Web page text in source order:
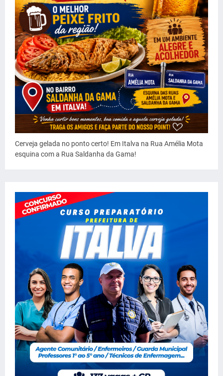
Cerveja gelada no ponto certo! Em Italva na Rua Amélia Mota
esquina com a Rua Saldanha da Gama!